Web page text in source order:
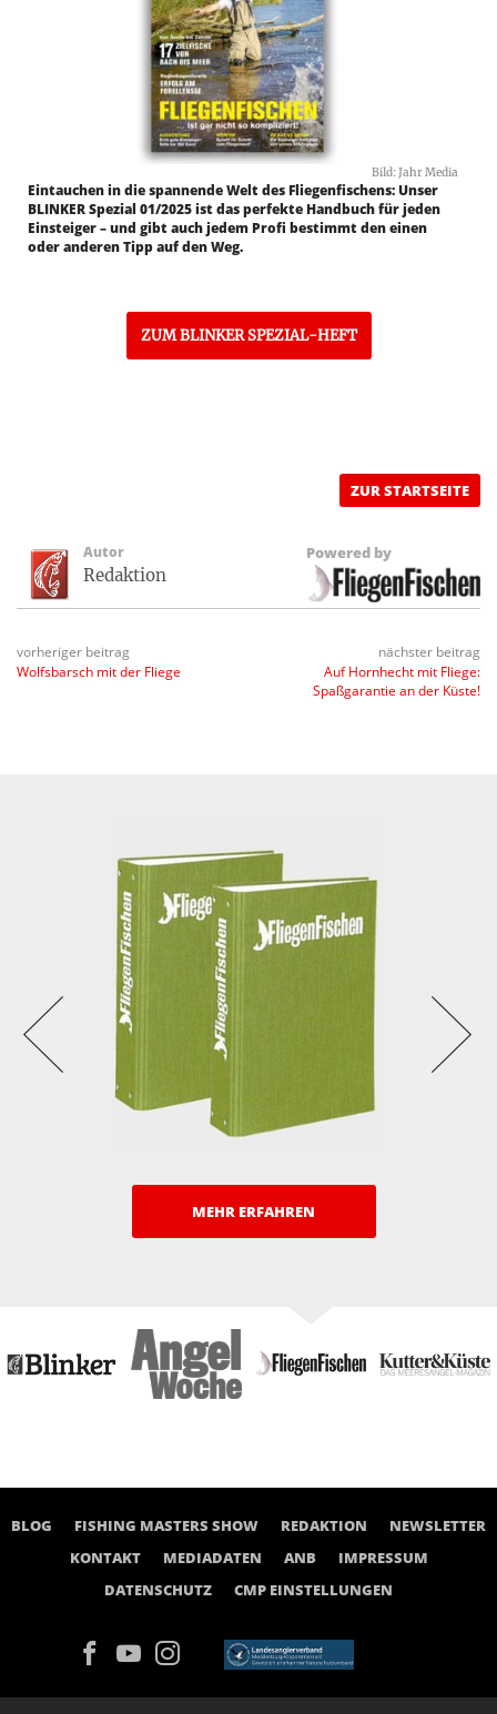
Bild: Jahr Media
Eintauchen in die spannende Welt des Fliegenfischens: Unser
BLINKER Spezial 01/2025 ist das perfekte Handbuch für jeden
Einsteiger – und gibt auch jedem Profi bestimmt den einen
oder anderen Tipp auf den Weg.
ZUM BLINKER SPEZIAL-HEFT
ZUR STARTSEITE
Autor
Redaktion
Powered by
vorheriger beitrag
Wolfsbarsch mit der Fliege
nächster beitrag
Auf Hornhecht mit Fliege:
Spaßgarantie an der Küste!
MEHR ERFAHREN
BLOG FISHING MASTERS SHOW REDAKTION
NEWSLETTER
KONTAKT
MEDIADATEN ANB
IMPRESSUM
DATENSCHUTZ
CMP EINSTELLUNGEN